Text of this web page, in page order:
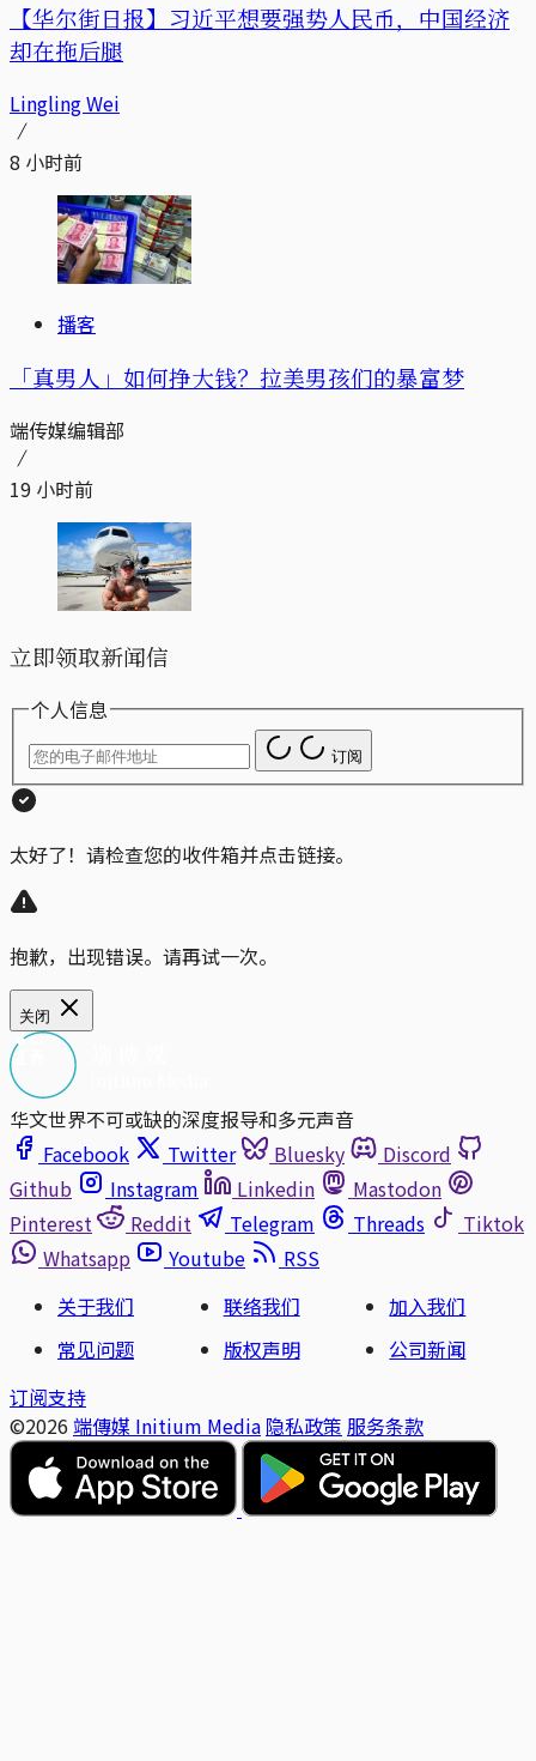
【华尔街日报】习近平想要强势人民币，中国经济
却在拖后腿
Lingling Wei
8 小时前
播客
「真男人」如何挣大钱？拉美男孩们的暴富梦
端传媒编辑部
19 小时前
立即领取新闻信
个人信息
订阅
太好了！请检查您的收件箱并点击链接。
抱歉，出现错误。请再试一次。
关闭
华文世界不可或缺的深度报导和多元声音
Facebook
Twitter Bluesky
Discord
Github
Instagram Linkedin
Mastodon
Pinterest
Reddit Telegram Threads
Tiktok
Whatsapp
Youtube
RSS
关于我们
联络我们
加入我们
常见问题
版权声明
公司新闻
订阅支持
©2026 端傳媒 Initium Media 隐私政策 服务条款